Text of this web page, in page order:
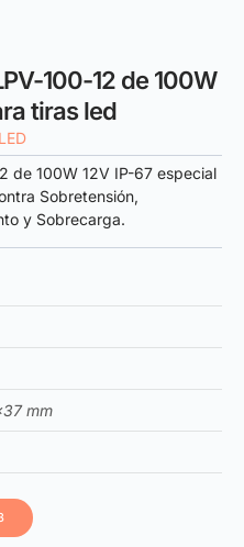
100-12 de 100W
tiras led
de 100W 12V IP-67 especial
Sobretensión,
y Sobrecarga.
mm